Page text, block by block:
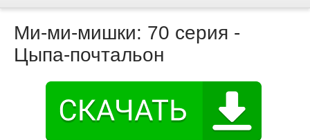
Ми-ми-мишки: 70 серия -
Цыпа-почтальон